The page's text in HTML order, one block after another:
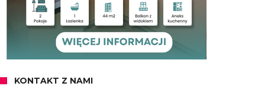
KONTAKT Z NAMI